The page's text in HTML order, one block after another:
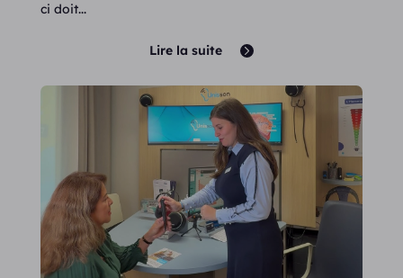
ci doit...
Lire la suite